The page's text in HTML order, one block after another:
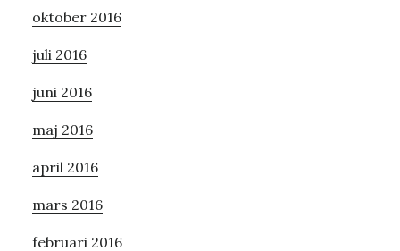
oktober 2016
juli 2016
juni 2016
maj 2016
april 2016
mars 2016
februari 2016